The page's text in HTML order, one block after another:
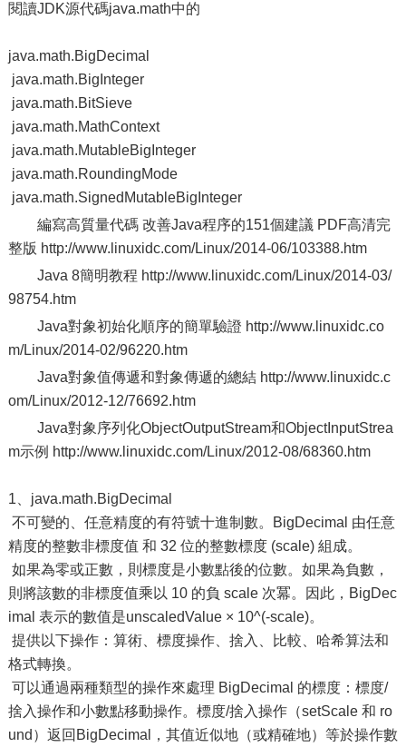
閱讀JDK源代碼java.math中的
java.math.BigDecimal
java.math.BigInteger
java.math.BitSieve
java.math.MathContext
java.math.MutableBigInteger
java.math.RoundingMode
java.math.SignedMutableBigInteger
編寫高質量代碼 改善Java程序的151個建議 PDF高清完
整版 http://www.linuxidc.com/Linux/2014-06/103388.htm
Java 8簡明教程 http://www.linuxidc.com/Linux/2014-03/
98754.htm
Java對象初始化順序的簡單驗證 http://www.linuxidc.co
m/Linux/2014-02/96220.htm
Java對象值傳遞和對象傳遞的總結 http://www.linuxidc.c
om/Linux/2012-12/76692.htm
Java對象序列化ObjectOutputStream和ObjectInputStrea
m示例 http://www.linuxidc.com/Linux/2012-08/68360.htm
1、java.math.BigDecimal
不可變的、任意精度的有符號十進制數。BigDecimal 由任意
精度的整數非標度值 和 32 位的整數標度 (scale) 組成。
如果為零或正數，則標度是小數點後的位數。如果為負數，
則將該數的非標度值乘以 10 的負 scale 次冪。因此，BigDec
imal 表示的數值是unscaledValue × 10^(-scale)。
提供以下操作：算術、標度操作、捨入、比較、哈希算法和
格式轉換。
可以通過兩種類型的操作來處理 BigDecimal 的標度：標度/
捨入操作和小數點移動操作。標度/捨入操作（setScale 和 ro
und）返回BigDecimal，其值近似地（或精確地）等於操作數